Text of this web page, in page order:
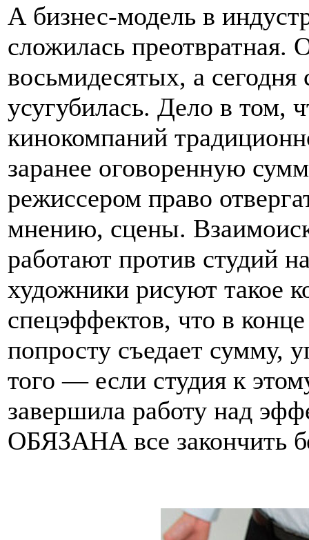
А бизнес-модель в
сложилась преотвратная.
восьмидесятых, а
усугубилась. Дело в том,
кинокомпаний
заранее оговоренную
режиссером право
мнению, сцены.
работают против студий
художники рисуют такое
спецэффектов, что в
попросту съедает сумму,
того — если студия к
завершила работу над
ОБЯЗАНА все закончить